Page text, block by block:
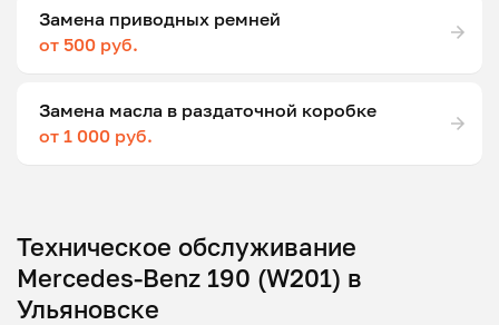
Замена приводных ремней
от 500 руб.
Замена масла в раздаточной коробке
от 1 000 руб.
Техническое обслуживание
Mercedes-Benz 190 (W201) в
Ульяновске